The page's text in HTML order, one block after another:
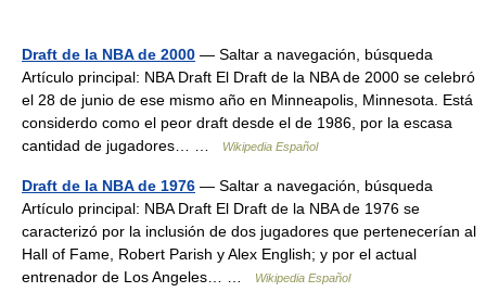
Draft de la NBA de 2000 — Saltar a navegación, búsqueda
Artículo principal: NBA Draft El Draft de la NBA de 2000 se celebró
el 28 de junio de ese mismo año en Minneapolis, Minnesota. Está
considerdo como el peor draft desde el de 1986, por la escasa
cantidad de jugadores… …
Wikipedia Español
Draft de la NBA de 1976 — Saltar a navegación, búsqueda
Artículo principal: NBA Draft El Draft de la NBA de 1976 se
caracterizó por la inclusión de dos jugadores que pertenecerían al
Hall of Fame, Robert Parish y Alex English; y por el actual
entrenador de Los Angeles… …
Wikipedia Español